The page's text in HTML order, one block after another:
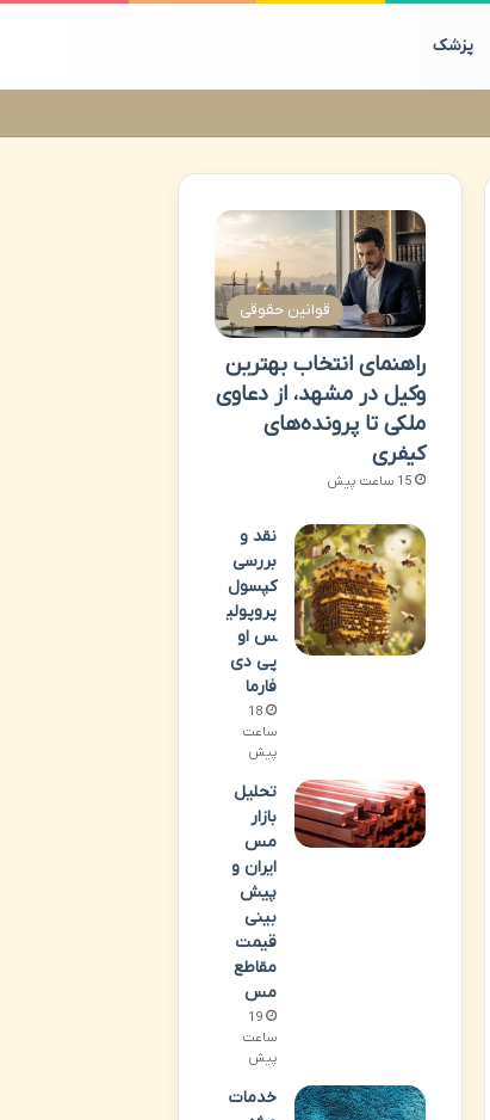
پزشک
قوانین حقوقی
راهنمای انتخاب بهترین
وکیل در مشهد، از دعاوی
ملکی تا پرونده‌های
کیفری
15 ساعت پیش
نقد و
بررسی
کپسول
پروپولی
س او
پی دی
فارما
18
ساعت
پیش
تحلیل
بازار
مس
ایران و
پیش
بینی
قیمت
مقاطع
مس
19
ساعت
پیش
خدمات